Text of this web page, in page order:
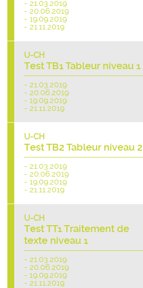
- 21.03.2019
- 20.06.2019
- 19.09.2019
- 21.11.2019
U-CH
Test TB1 Tableur niveau 1
- 21.03.2019
- 20.06.2019
- 19.09.2019
- 21.11.2019
U-CH
Test TB2 Tableur niveau 2
- 21.03.2019
- 20.06.2019
- 19.09.2019
- 21.11.2019
U-CH
Test TT1 Traitement de
texte niveau 1
- 21.03.2019
- 20.06.2019
- 19.09.2019
- 21.11.2019